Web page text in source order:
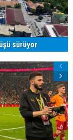
sürüyor